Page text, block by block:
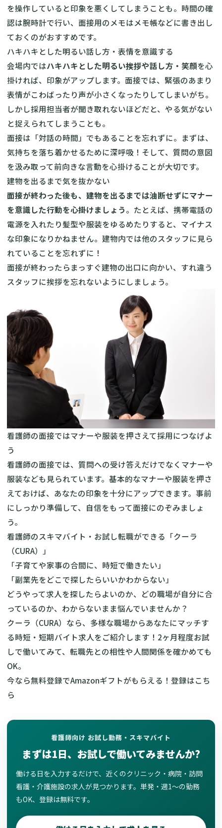
を操作していると印象を悪くしてしまうことも。時間の確
認は腕時計で行い、面接用のメモはメモ帳などに書き出し
ておくのがおすすめです。
ハキハキとした明るい話し方・表情を意識する
会場内ではハキハキとした明るい挨拶や話し方・笑顔を心
掛ければ、印象がアップします。面接では、緊張のあまり
表情がこわばったり声が小さくなったりしてしまいがち。
しかし採用担当者が聞き取れないほどだと、やる気がない
と捉えられてしまうことも。
面接は「対話の時間」でもあることを忘れずに。まずは、
気持ちを落ち着かせるために深呼吸！そして、質問の意図
を汲み取って前向きな言動を心掛けることが大切です。
建物を出るまで気を抜かない
面接が終わった後も、建物を出るまでは油断せずにマナー
を意識した行動を心掛けましょう。たとえば、携帯電話の
電源を入れたり髪型や服装をゆるめたりすると、マイナス
な印象になりかねません。建物内では他のスタッフに見ら
れていることを忘れずに！
面接が終わったらまっすぐ建物の出口に向かい、すれ違う
スタッフに挨拶を忘れないようにしましょう。
看護師の面接ではマナーや服装を押さえて採用につなげよ
う
看護師の面接では、質問への受け答えだけでなくマナーや
服装なども見られています。基本的なマナーや服装を押さ
えておけば、あなたの印象を十分にアップできます。事前
にしっかり準備して、自信をもって面接にのぞみましょ
う。
看護師のスキマバイト・お試し転職ができる「クーラ
（CURA）」
「子育てや家事の合間に、時短で働きたい」
「副業先をどこで探したらいいかわからない」
どうやって求人を探したらよいのか、どの職場が自分に合
っているのか、わからないまま悩んでいませんか？
クーラ（CURA）なら、多様な職場からあなたにマッチす
る時短・短期バイト求人をご紹介します！2ヶ月程度お試
しで働いてみて、転職先との相性や人間関係を確かめても
OK。
今なら無料登録でAmazonギフトがもらえる！ 登録はこち
ら
看護師向け お試し勤務・スキマバイト
まずは1日、お試しで働いてみませんか?
働ける日を入力するだけで、近くのクリニック・病院・訪問
看護・介護施設の求人が見つかります。単発・週1〜の勤務
もOK、登録は無料です。